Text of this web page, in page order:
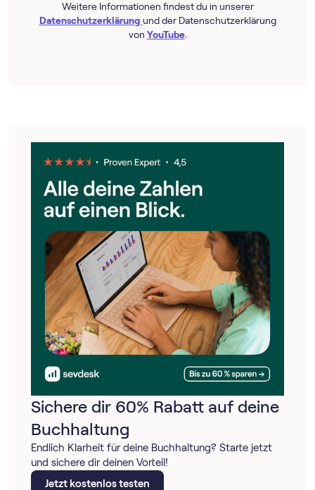
Sichere dir 60% Rabatt auf deine
Buchhaltung
Endlich Klarheit für deine Buchhaltung? Starte jetzt
und sichere dir deinen Vorteil!
Jetzt kostenlos testen
Weitere Informationen findest du in unserer
Datenschutzerklärung und der Datenschutzerklärung
von YouTube.